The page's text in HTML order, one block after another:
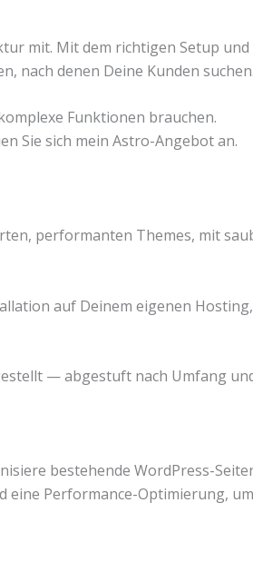
mit. Mit dem richtigen Setup
nach denen Deine Kunden suchen.
Funktionen brauchen.
Sie sich mein Astro-Angebot an.
performanten Themes, mit
auf Deinem eigenen
— abgestuft nach Umfang
bestehende WordPress-
eine Performance-Optimierung,